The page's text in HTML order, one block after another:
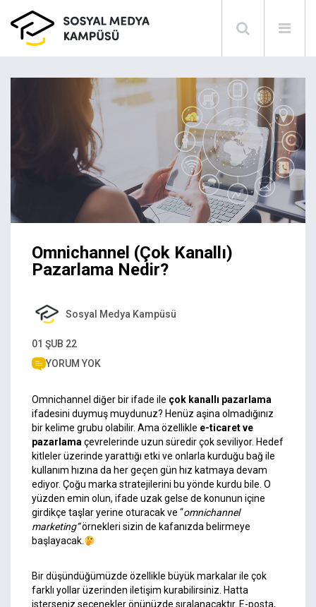
Omnichannel (Çok Kanallı)
Pazarlama Nedir?
Sosyal Medya Kampüsü
01 ŞUB 22
YORUM YOK
Omnichannel diğer bir ifade ile çok kanallı pazarlama
ifadesini duymuş muydunuz? Henüz aşina olmadığınız
bir kelime grubu olabilir. Ama özellikle e-ticaretve
pazarlama çevrelerinde uzun süredir çok seviliyor. Hedef
kitleler üzerinde yarattığı etki ve onlarla kurduğu bağ ile
kullanım hızına da her geçen gün hız katmaya devam
ediyor. Çoğu marka stratejilerini bu yönde kurdu bile. O
yüzden emin olun, ifade uzak gelse de konunun içine
girdikçe taşlar yerine oturacak ve “omnichannel
marketing”örnekleri sizin de kafanızda belirmeye
başlayacak.
Bir düşündüğümüzde özellikle büyük markalar ile çok
farklı yollar üzerinden iletişim kurabilirsiniz. Hatta
isterseniz seçenekler önünüzde sıralanacaktır. E-posta,